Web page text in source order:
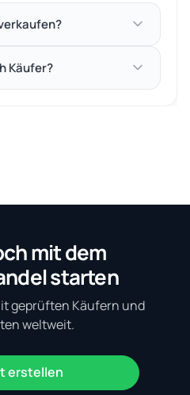
Käufer?
mit dem
starten
geprüften Käufern und
weltweit.
erstellen